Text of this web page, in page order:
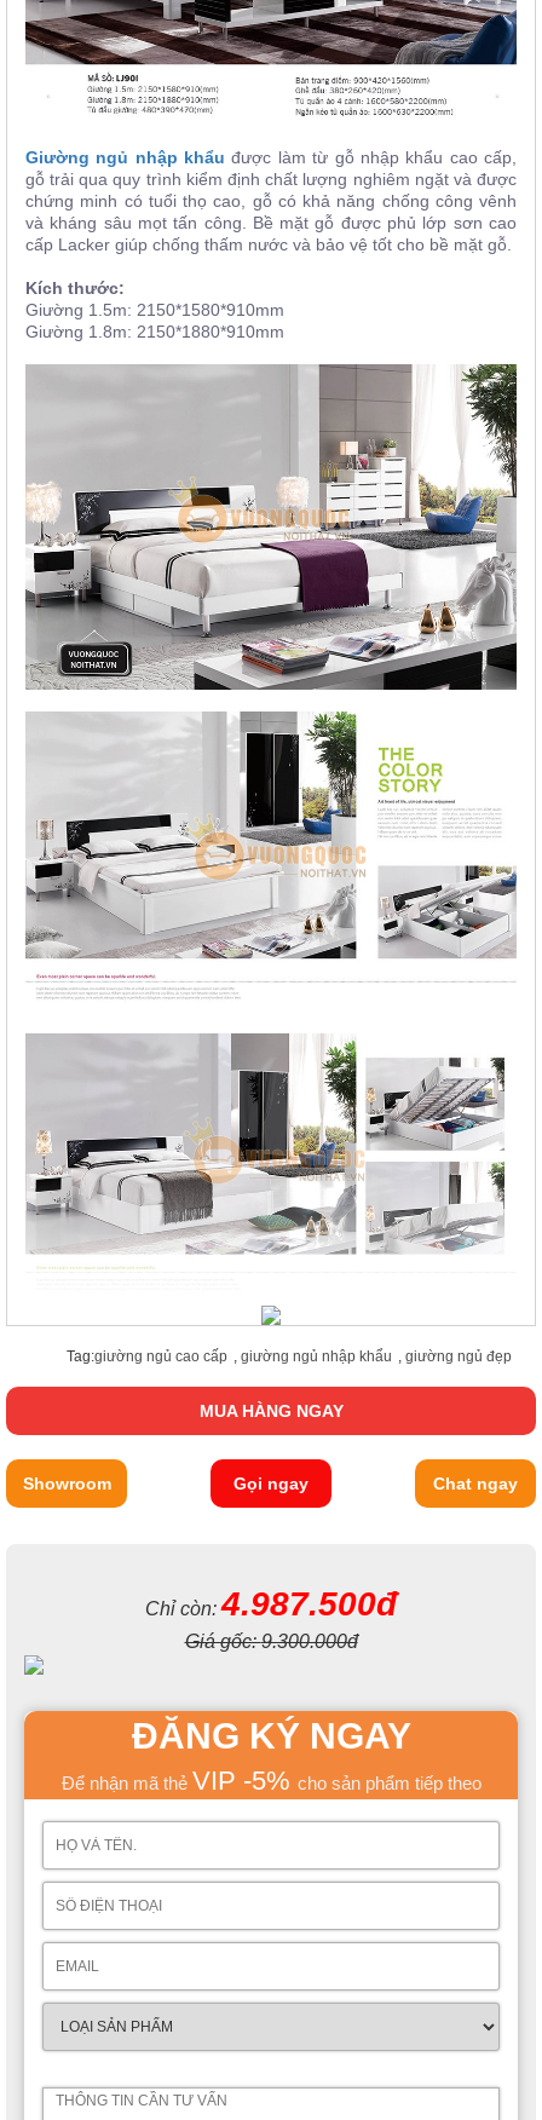
Giường ngủ nhập khẩu được làm từ gỗ nhập khẩu cao cấp,
gỗ trải qua quy trình kiểm định chất lượng nghiêm ngặt và được
chứng minh có tuổi thọ cao, gỗ có khả năng chống công vênh
và kháng sâu mọt tấn công. Bề mặt gỗ được phủ lớp sơn cao
cấp Lacker giúp chống thấm nước và bảo vệ tốt cho bề mặt gỗ.
Kích thước:
Giường 1.5m: 2150*1580*910mm
Giường 1.8m: 2150*1880*910mm
Tag:giường ngủ cao cấp , giường ngủ nhập khẩu , giường ngủ đẹp
MUA HÀNG NGAY
Showroom Gọi ngay Chat ngay
Chỉ còn:4.987.500đ
Giá gốc:9.300.000đ
ĐĂNG KÝ NGAY
Để nhận mã thẻ VIP -5% cho sản phẩm tiếp theo